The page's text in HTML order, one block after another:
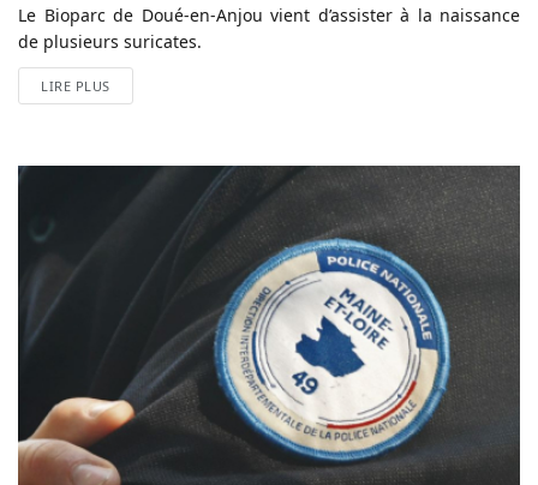
Le Bioparc de Doué-en-Anjou vient d’assister à la naissance
de plusieurs suricates.
LIRE PLUS